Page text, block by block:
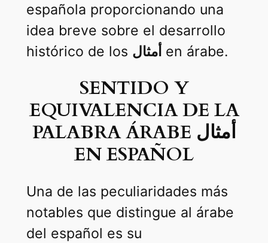
española proporcionando una
idea breve sobre el desarrollo
histórico de los أمثالen árabe.
SENTIDO Y
EQUIVALENCIA DE LA
PALABRA ÁRABE أمثال
EN ESPAÑOL
Una de las peculiaridades más
notables que distingue al árabe
del español es su